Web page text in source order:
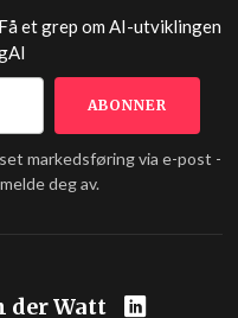
et grep om AI-utviklingen
markedsføring via e-post -
deg av.
der Watt